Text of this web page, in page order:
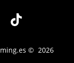
© 2026